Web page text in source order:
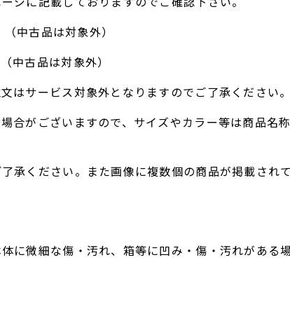
中古品は対象外）
中古品は対象外）
サービス対象外となりますのでご了承ください。
合がございますので、サイズやカラー等は商品名
承ください。また画像に複数個の商品が掲載され
に微細な傷・汚れ、箱等に凹み・傷・汚れがある